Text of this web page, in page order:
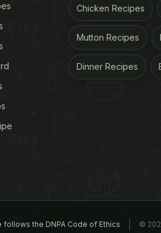
Chicken Recipes
Mutton Recipes
Dinner Recipes
follows the DNPA Code of Ethics ©